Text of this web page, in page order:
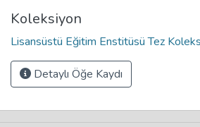
Koleksiyon
Lisansüstü Eğitim Enstitüsü Tez
Detaylı Öğe Kaydı